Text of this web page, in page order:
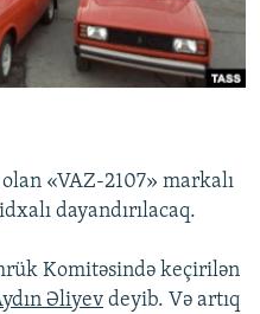
«VAZ-2107» markalı
dayandırılacaq.
Komitəsində keçirilən
Əliyev deyib. Və artıq